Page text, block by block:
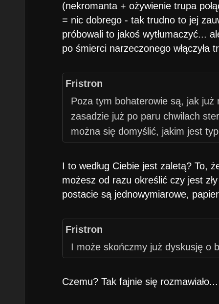
(nekromanta + ożywienie trupa
= nic dobrego - tak trudno to jej
próbowali to jakoś wytłumaczyć...
po śmierci narzeczonego włączyła
Fristron
Poza tym bohaterowie są, jak już
zasadzie już po paru chwilach
można się domyślić, jakim jest
I to według Ciebie jest zaletą? To,
możesz od razu określić czy jest
postacie są jednowymiarowe,
Fristron
I może skończmy już dyskusję o
Czemu? Tak fajnie się rozmawiało...